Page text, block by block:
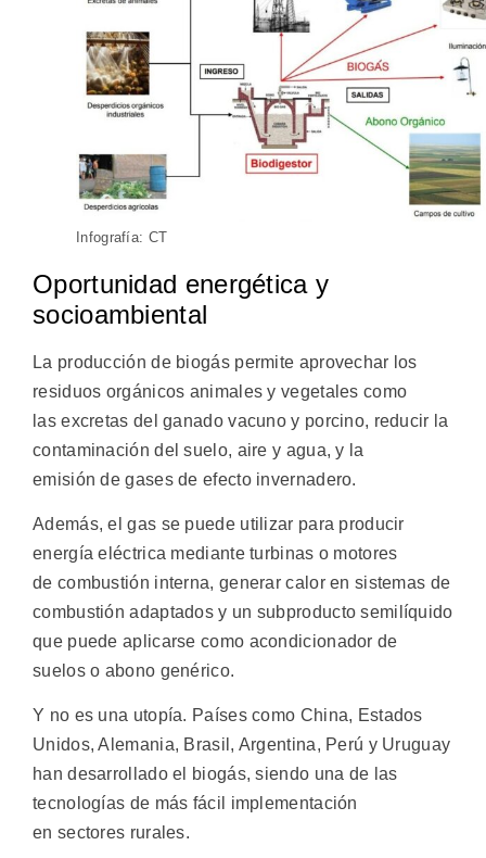
Infografía: CT
Oportunidad energética y
socioambiental
La producción de biogás permite aprovechar los
residuos orgánicos animales y vegetales como
las excretas del ganado vacuno y porcino, reducir la
contaminación del suelo, aire y agua, y la
emisión de gases de efecto invernadero.
Además, el gas se puede utilizar para producir
energía eléctrica mediante turbinas o motores
de combustión interna, generar calor en sistemas de
combustión adaptados y un subproducto semilíquido
que puede aplicarse como acondicionador de
suelos o abono genérico.
Y no es una utopía. Países como China, Estados
Unidos, Alemania, Brasil, Argentina, Perú y Uruguay
han desarrollado el biogás, siendo una de las
tecnologías de más fácil implementación
en sectores rurales.